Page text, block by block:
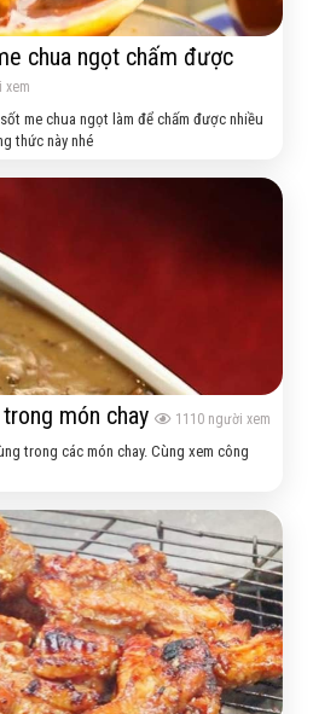
chua ngọt chấm được
xem
me chua ngọt làm để chấm được nhiều
thức này nhé
món chay 1110 người xem
trong các món chay. Cùng xem công